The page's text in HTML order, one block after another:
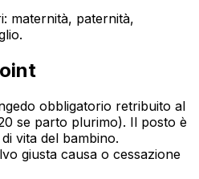
maternità, paternità,
obbligatorio retribuito al
se parto plurimo). Il posto è
vita del bambino.
giusta causa o cessazione